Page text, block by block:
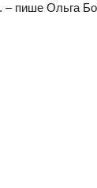
– пише Ольга